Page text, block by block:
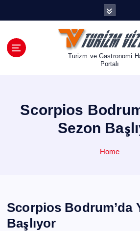
Turizm ve Gastronomi
Portalı
Scorpios
Sezon
Home
Scorpios Bodrum’da
Başlıyor